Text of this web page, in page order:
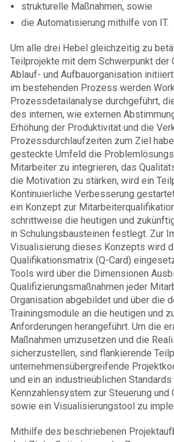
strukturelle Maßnahmen, sowie
die Automatisierung mithilfe von IT.
Um alle drei Hebel gleichzeitig zu
Teilprojekte mit dem Schwerpunkt der
Ablauf- und Aufbauorganisation
im bestehenden Prozess werden
Prozessdetailanalyse durchgeführt,
des internen, wie externen
Erhöhung der Produktivität und die
Prozessdurchlaufzeiten zum Ziel
gesteckte Umfeld die
Mitarbeiter zu integrieren, das
die Motivation zu stärken, wird ein
Kontinuierliche Verbesserung
ein Konzept zur
schrittweise die heutigen und
in Schulungsbausteinen festlegt. Zur
Visualisierung dieses Konzepts wird
Qualifikationsmatrix (Q-Card)
Tools wird über die Dimensionen
Qualifizierungsmaßnahmen jeder
Organisation abgebildet und über die
Trainingsmodule an die heutigen und
Anforderungen herangeführt. Um die
Maßnahmen umzusetzen und die
sicherzustellen, sind flankierende
unternehmensübergreifende
und ein an industrieüblichen
Kennzahlensystem zur Steuerung und
sowie ein Visualisierungstool zu
Mithilfe des beschriebenen